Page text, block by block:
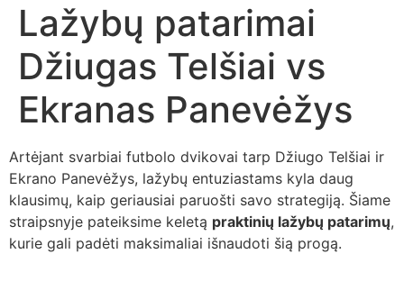
Lažybų patarimai
Džiugas Telšiai vs
Ekranas Panevėžys
Artėjant svarbiai futbolo dvikovai tarp Džiugo Telšiai ir
Ekrano Panevėžys, lažybų entuziastams kyla daug
klausimų, kaip geriausiai paruošti savo strategiją. Šiame
straipsnyje pateiksime keletą praktinių lažybų patarimų,
kurie gali padėti maksimaliai išnaudoti šią progą.